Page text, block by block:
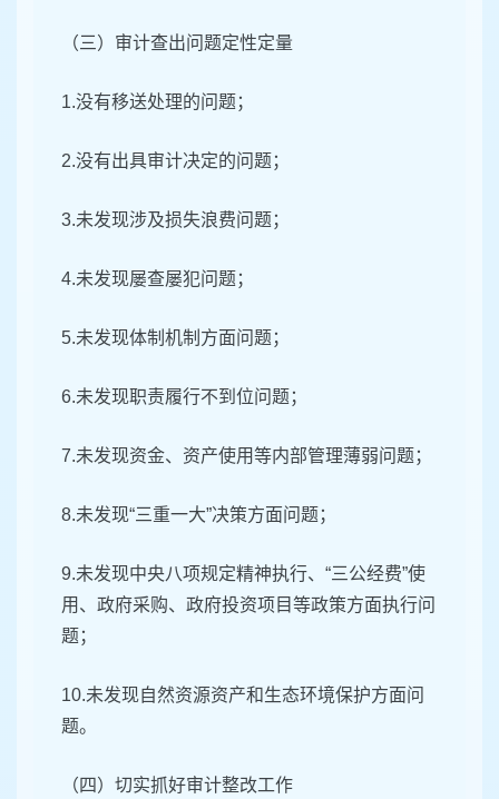
（三）审计查出问题定性定量
1.没有移送处理的问题；
2.没有出具审计决定的问题；
3.未发现涉及损失浪费问题；
4.未发现屡查屡犯问题；
5.未发现体制机制方面问题；
6.未发现职责履行不到位问题；
7.未发现资金、资产使用等内部管理薄弱问题；
8.未发现“三重一大”决策方面问题；
9.未发现中央八项规定精神执行、“三公经费”使
用、政府采购、政府投资项目等政策方面执行问
题；
10.未发现自然资源资产和生态环境保护方面问
题。
（四）切实抓好审计整改工作